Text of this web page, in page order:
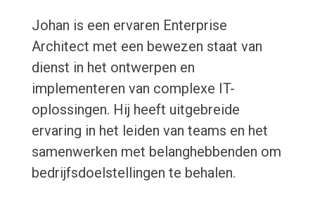
Johan is een ervaren Enterprise
Architect met een bewezen staat van
dienst in het ontwerpen en
implementeren van complexe IT-
oplossingen. Hij heeft uitgebreide
ervaring in het leiden van teams en het
samenwerken met belanghebbenden om
bedrijfsdoelstellingen te behalen.